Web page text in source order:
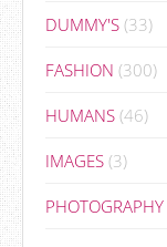
DUMMY'S (33)
FASHION (300)
HUMANS (46)
IMAGES (3)
PHOTOGRAPHY